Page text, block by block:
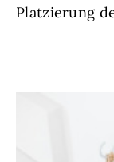
Platzierung